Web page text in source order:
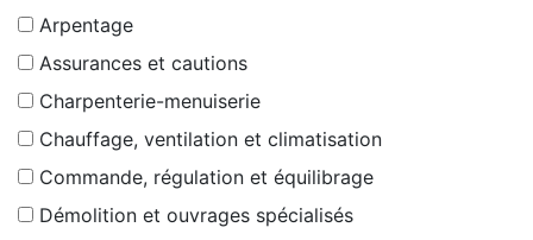
Arpentage
Assurances et cautions
Charpenterie-menuiserie
Chauffage, ventilation et climatisation
Commande, régulation et équilibrage
Démolition et ouvrages spécialisés